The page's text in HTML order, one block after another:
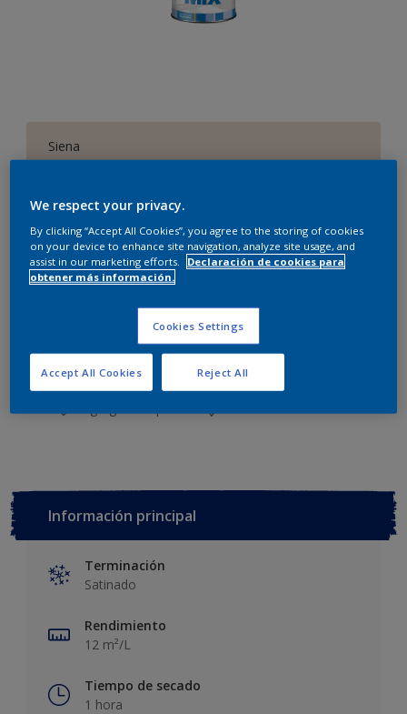
Siena
Cantidad Calculadora de pintura
Calcular
Por favor, visite su tienda más cercana.
Información principal
Terminación
Satinado
Rendimiento
12 m²/L
Tiempo de secado
1 hora
We respect your privacy.
By clicking “Accept All Cookies”, you agree to the storing of cookies
on your device to enhance site navigation, analyze site usage, and
assist in our marketing efforts.
Declaración de cookies para
obtener más información.
Cookies Settings
Reject All
Accept All Cookies